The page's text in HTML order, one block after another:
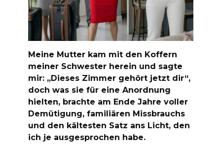
Meine Mutter kam mit den Koffern
meiner Schwester herein und sagte
mir: „Dieses Zimmer gehört jetzt dir“,
doch was sie für eine Anordnung
hielten, brachte am Ende Jahre voller
Demütigung, familiären Missbrauchs
und den kältesten Satz ans Licht, den
ich je ausgesprochen habe.